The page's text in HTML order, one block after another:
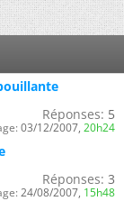
Réponses: 5
03/12/2007, 20h24
Réponses: 3
24/08/2007, 15h48